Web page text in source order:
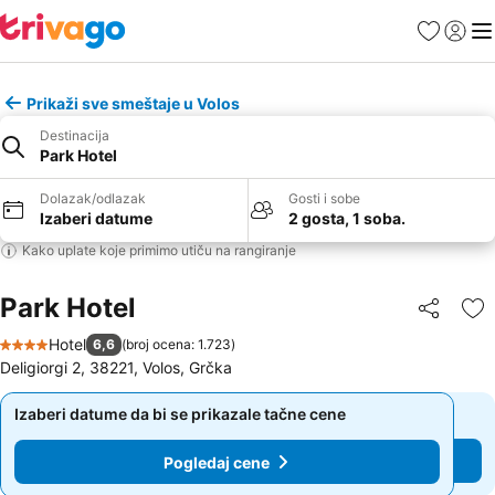
FavoritiPrijavi
Prikaži sve smeštaje u Volos
Destinacija
Park Hotel
Dolazak/odlazak
Izaberi datume
Gosti i sobe
2 gosta, 1 soba.
Kako uplate koje primimo utiču na rangiranje
Park Hotel Deli
4 Zvezdice
Hotel 6,6 (broj ocena: 1.723)
Deligiorgi 2, 38221, Volos, Grčka
Izaberi datume da bi se prikazale tačne cene
Pogledaj cene
Izaberi datume da bi se prikazale tačne cene
Pogledaj cene